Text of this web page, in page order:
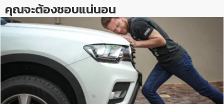
คุณจะต้องชอบแน่นอน